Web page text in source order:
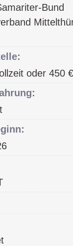
Bund
oder 450